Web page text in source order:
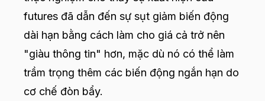
futures đã dẫn đến sự sụt giảm biến động
dài hạn bằng cách làm cho giá cả trở nên
"giàu thông tin" hơn, mặc dù nó có thể làm
trầm trọng thêm các biến động ngắn hạn do
cơ chế đòn bẩy.